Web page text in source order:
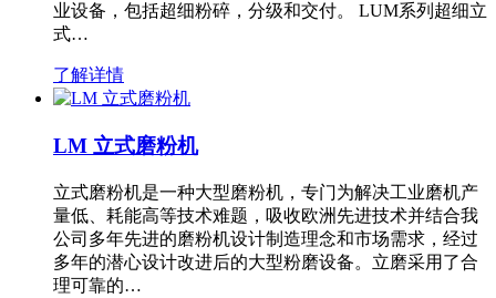
业设备，包括超细粉碎，分级和交付。 LUM系列超细立
式…
了解详情
LM 立式磨粉机
立式磨粉机是一种大型磨粉机，专门为解决工业磨机产
量低、耗能高等技术难题，吸收欧洲先进技术并结合我
公司多年先进的磨粉机设计制造理念和市场需求，经过
多年的潜心设计改进后的大型粉磨设备。立磨采用了合
理可靠的…